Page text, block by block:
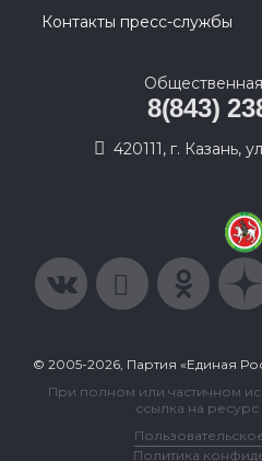
Контакты пресс-службы
8(843)
420111, г. Казань,
© 2005-2026, Партия «Единая
При полном или частичном
ссылка на ресурс
Политика